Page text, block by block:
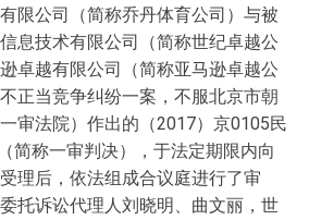
限公司（简称乔丹体育公司）与被
息技术有限公司（简称世纪卓越公
卓越有限公司（简称亚马逊卓越公
正当竞争纠纷一案，不服北京市朝
审法院）作出的（2017）京0105民
简称一审判决），于法定期限内向
理后，依法组成合议庭进行了审
托诉讼代理人刘晓明、曲文丽，世